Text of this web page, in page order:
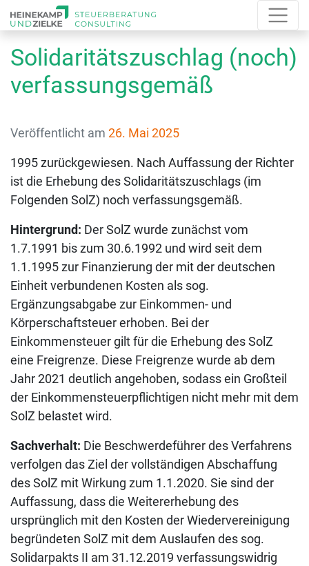
Solidaritätszuschlag (noch)
verfassungsgemäß
Veröffentlicht am 26. Mai 2025
1995 zurückgewiesen. Nach Auffassung der Richter
ist die Erhebung des Solidaritätszuschlags (im
Folgenden SolZ) noch verfassungsgemäß.
Hintergrund: Der SolZ wurde zunächst vom
1.7.1991 bis zum 30.6.1992 und wird seit dem
1.1.1995 zur Finanzierung der mit der deutschen
Einheit verbundenen Kosten als sog.
Ergänzungsabgabe zur Einkommen- und
Körperschaftsteuer erhoben. Bei der
Einkommensteuer gilt für die Erhebung des SolZ
eine Freigrenze. Diese Freigrenze wurde ab dem
Jahr 2021 deutlich angehoben, sodass ein Großteil
der Einkommensteuerpflichtigen nicht mehr mit dem
SolZ belastet wird.
Sachverhalt: Die Beschwerdeführer des Verfahrens
verfolgen das Ziel der vollständigen Abschaffung
des SolZ mit Wirkung zum 1.1.2020. Sie sind der
Auffassung, dass die Weitererhebung des
ursprünglich mit den Kosten der Wiedervereinigung
begründeten SolZ mit dem Auslaufen des sog.
Solidarpakts II am 31.12.2019 verfassungswidrig